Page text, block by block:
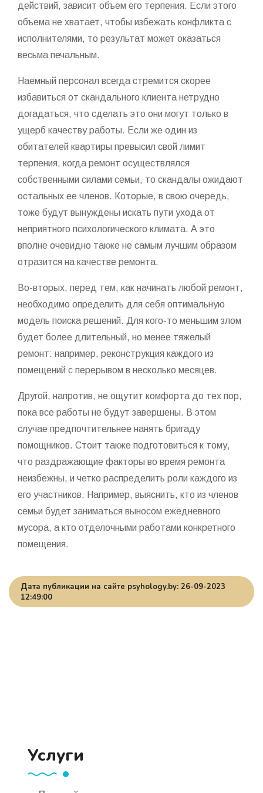
действий, зависит объем его терпения. Если этого
объема не хватает, чтобы избежать конфликта с
исполнителями, то результат может оказаться
весьма печальным.
Наемный персонал всегда стремится скорее
избавиться от скандального клиента нетрудно
догадаться, что сделать это они могут только в
ущерб качеству работы. Если же один из
обитателей квартиры превысил свой лимит
терпения, когда ремонт осуществлялся
собственными силами семьи, то скандалы ожидают
остальных ее членов. Которые, в свою очередь,
тоже будут вынуждены искать пути ухода от
неприятного психологического климата. А это
вполне очевидно также не самым лучшим образом
отразится на качестве ремонта.
Во-вторых, перед тем, как начинать любой ремонт,
необходимо определить для себя оптимальную
модель поиска решений. Для кого-то меньшим злом
будет более длительный, но менее тяжелый
ремонт: например, реконструкция каждого из
помещений с перерывом в несколько месяцев.
Другой, напротив, не ощутит комфорта до тех пор,
пока все работы не будут завершены. В этом
случае предпочтительнее нанять бригаду
помощников. Стоит также подготовиться к тому,
что раздражающие факторы во время ремонта
неизбежны, и четко распределить роли каждого из
его участников. Например, выяснить, кто из членов
семьи будет заниматься выносом ежедневного
мусора, а кто отделочными работами конкретного
помещения.
Дата публикации на сайте psyhology.by: 26-09-2023
12:49:00
Услуги